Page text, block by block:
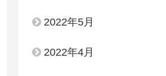
2022年5月
2022年4月